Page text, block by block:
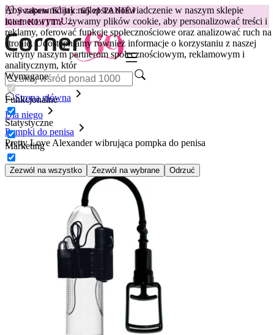
Aby zapewnić jak najlepsze doświadczenie w naszym sklepie
internetowym.Używamy plików cookie, aby personalizować treści i
reklamy, oferować funkcje społecznościowe oraz analizować ruch na
stronie. Udostępniamy również informacje o korzystaniu z naszej
witryny naszym partnerom społecznościowym, reklamowym i
analitycznym, któr
Wymagane
Funkcjonalne
Statystyczne
Marketing
Zezwól na wszystko Zezwól na wybrane Odrzuć
😽Svakom Klitty: 65 zł TANIEJ
Kod: KLITTY →
Strona główna
Dla niego
Pompki do penisa
Pretty Love Alexander wibrująca pompka do penisa